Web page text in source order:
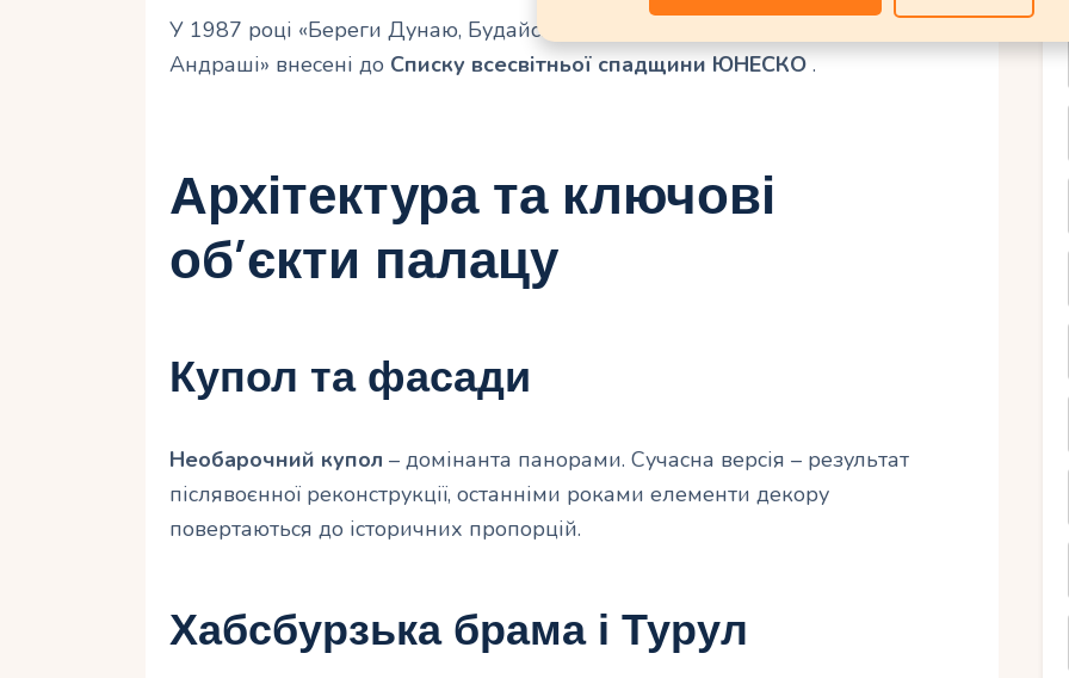
У 1987 році «Береги Дунаю, Будайський замковий квартал і проспект
Андраші» внесені до Списку всесвітньої спадщини ЮНЕСКО .
Архітектура та ключові
об’єкти палацу
Купол та фасади
Необарочний купол – домінанта панорами. Сучасна версія – результат
післявоєнної реконструкції, останніми роками елементи декору
повертаються до історичних пропорцій.
Хабсбурзька брама і Турул